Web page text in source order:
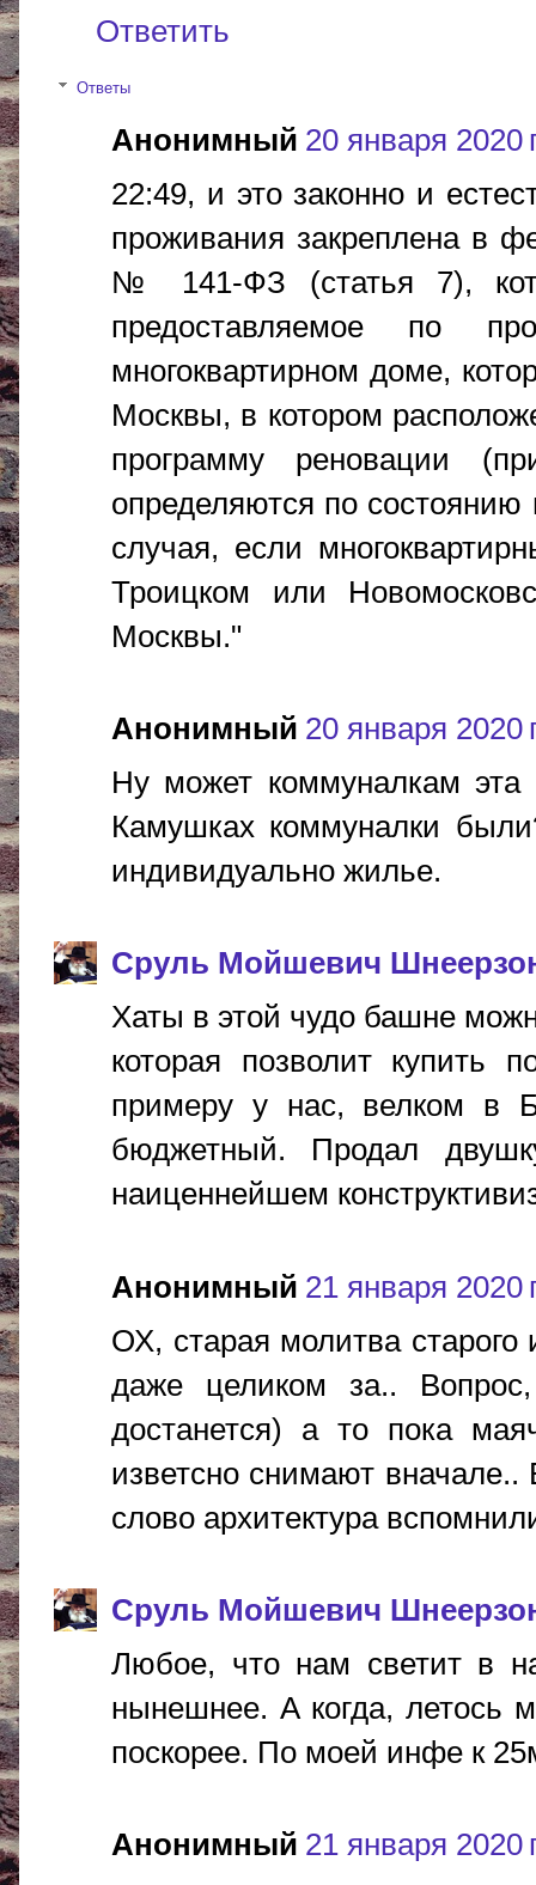
Ответить
Ответы
Анонимный 20 января 2020
22:49, и это законно и
проживания закреплена в
№ 141-ФЗ (статья 7),
предоставляемое по
многоквартирном доме,
Москвы, в котором
программу реновации
определяются по
случая, если
Троицком или
Москвы."
Анонимный 20 января 2020
Ну может коммуналкам
Камушках коммуналки
индивидуально жилье.
Сруль Мойшевич
Хаты в этой чудо башне
которая позволит
примеру у нас, велком в
бюджетный. Продал
наиценнейшем
Анонимный 21 января 2020
ОХ, старая молитва
даже целиком за..
достанется) а то пока
изветсно снимают
слово архитектура
Сруль Мойшевич
Любое, что нам светит в
нынешнее. А когда, летось
поскорее. По моей инфе к
Анонимный 21 января 2020